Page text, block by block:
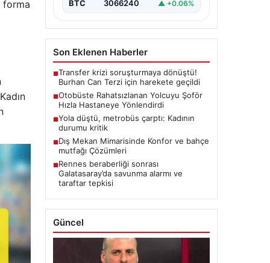
forma
BTC 3066240 ▲ +0.06%
Son Eklenen Haberler
■Transfer krizi soruşturmaya dönüştü!
Burhan Can Terzi için harekete geçildi
■Otobüste Rahatsızlanan Yolcuyu Şoför
Hızla Hastaneye Yönlendirdi
■Yola düştü, metrobüs çarptı: Kadının
durumu kritik
■Dış Mekan Mimarisinde Konfor ve bahçe
mutfağı Çözümleri
■Rennes beraberliği sonrası
Galatasaray’da savunma alarmı ve
taraftar tepkisi
Güncel